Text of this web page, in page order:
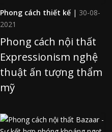
Phong cách thiết kế | 30-08-
2021
Phong cách nội thất
Expressionism nghệ
thuật ấn tượng thẩm
mỹ